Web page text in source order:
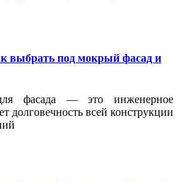
выбрать под мокрый фасад и
фасада — это инженерное
долговечность всей конструкции